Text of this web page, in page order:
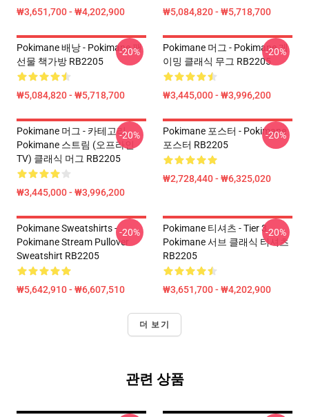
₩3,651,700 - ₩4,202,900 ₩5,084,820 - ₩5,718,700
Pokimane 배낭 - Pokimane 팬
선물 책가방 RB2205
₩5,084,820 - ₩5,718,700
-20%
Pokimane 머그 - Pokimane 게
이밍 클래식 무그 RB2205
₩3,445,000 - ₩3,996,200
-20%
Pokimane 머그 - 카테고리
Pokimane 스트림 (오프라인
TV) 클래식 머그 RB2205
₩3,445,000 - ₩3,996,200
-20%
Pokimane 포스터 - Pokimane
포스터 RB2205
₩2,728,440 - ₩6,325,020
-20%
Pokimane Sweatshirts -
Pokimane Stream Pullover
Sweatshirt RB2205
₩5,642,910 - ₩6,607,510
-20%
Pokimane 티셔츠 - Tier 3
Pokimane 서브 클래식 티셔츠
RB2205
₩3,651,700 - ₩4,202,900
-20%
더 보기
관련 상품